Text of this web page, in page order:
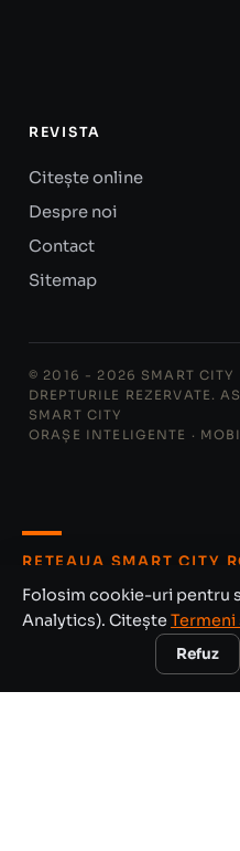
REVISTA
Citește online
Despre noi
Contact
Sitemap
© 2016 - 2026 SMART CITY
DREPTURILE REZERVATE.
SMART CITY
ORAȘE INTELIGENTE ·
Folosim cookie-uri pentru
Analytics). Citește
Refuz
REȚEAUA SMART CITY
Află tot ce te interesează
mare creștere din România